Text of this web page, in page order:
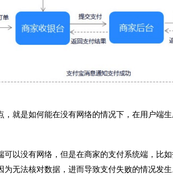
，就是如何能在没有网络的情况下，在用户端
可以没有网络，但是在商家的支付系统端，比
无法核对数据，进而导致支付失败的情况发生